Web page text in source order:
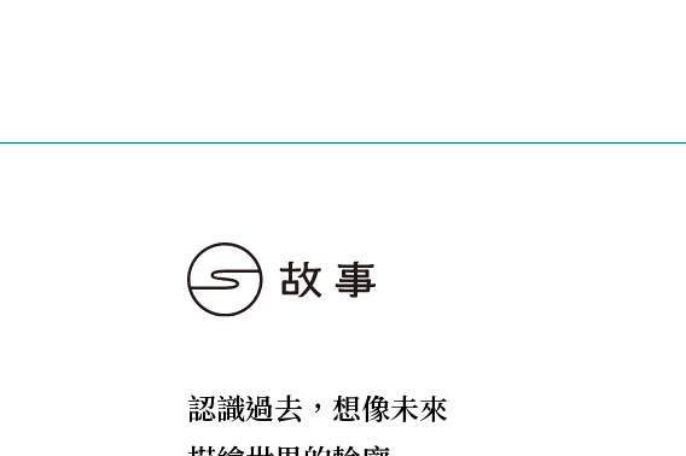
認識過去，想像未來